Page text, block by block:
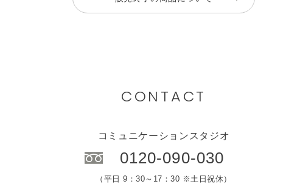
CONTACT
コミュニケーションスタジオ
0120-090-030
（平日 9：30～17：30 ※土日祝休）